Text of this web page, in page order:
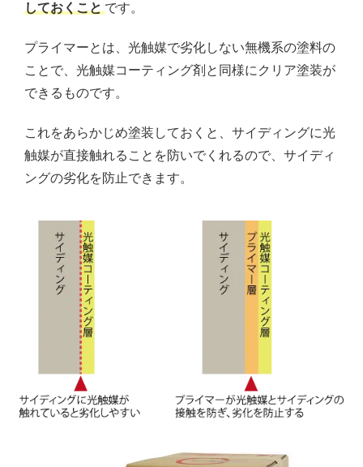
しておくこと です。
プライマーとは、光触媒で劣化しない無機系の塗料の
ことで、光触媒コーティング剤と同様にクリア塗装が
できるものです。
これをあらかじめ塗装しておくと、サイディングに光
触媒が直接触れることを防いでくれるので、サイディ
ングの劣化を防止できます。